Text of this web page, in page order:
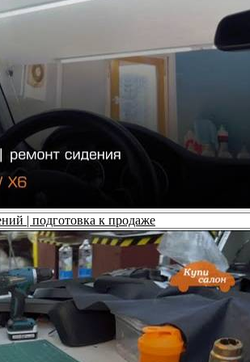
| подготовка к продаже